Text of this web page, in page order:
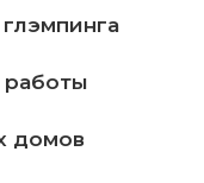
домов